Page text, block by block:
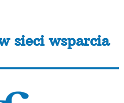
sieci wsparcia